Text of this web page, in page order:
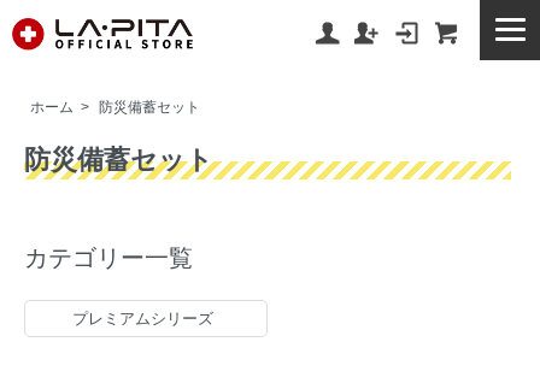
ホーム > 防災備蓄セット
防災備蓄セット
カテゴリー一覧
プレミアムシリーズ